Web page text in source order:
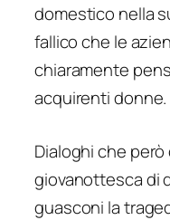
domestico nella
fallico che le
chiaramente
acquirenti donne.
Dialoghi che
giovanottescadi
guasconi la